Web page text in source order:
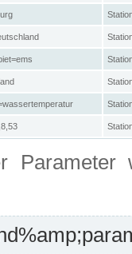
Parameter